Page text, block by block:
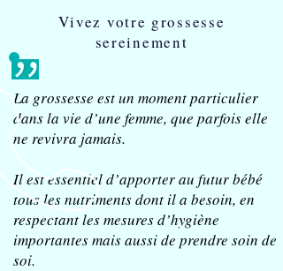
Vivez votre grossesse
sereinement
La grossesse est un moment particulier
dans la vie d’une femme, que parfois elle
ne revivra jamais.
Il est essentiel d’apporter au futur bébé
tous les nutriments dont il a besoin, en
respectant les mesures d’hygiène
importantes mais aussi de prendre soin de
soi.